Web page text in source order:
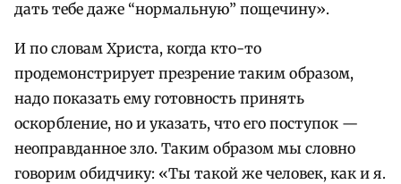
дать тебе даже “нормальную” пощечину».
И по словам Христа, когда кто-то
продемонстрирует презрение таким образом,
надо показать ему готовность принять
оскорбление, но и указать, что его поступок —
неоправданное зло. Таким образом мы словно
говорим обидчику: «Ты такой же человек, как и я.